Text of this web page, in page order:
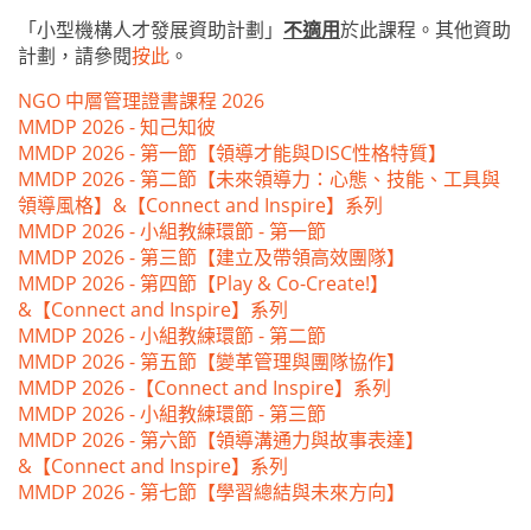
「小型機構人才發展資助計劃」 不適用於此課程。其他資助
計劃，請參閱按此 。
NGO 中層管理證書課程 2026
MMDP 2026 - 知己知彼
MMDP 2026 - 第一節【領導才能與DISC性格特質】
MMDP 2026 - 第二節【未來領導力：心態、技能、工具與
領導風格】&【Connect and Inspire】系列
MMDP 2026 - 小組教練環節 - 第一節
MMDP 2026 - 第三節【建立及帶領高效團隊】
MMDP 2026 - 第四節【Play & Co-Create!】
&【Connect and Inspire】系列
MMDP 2026 - 小組教練環節 - 第二節
MMDP 2026 - 第五節【變革管理與團隊協作】
MMDP 2026 -【Connect and Inspire】系列
MMDP 2026 - 小組教練環節 - 第三節
MMDP 2026 - 第六節【領導溝通力與故事表達】
&【Connect and Inspire】系列
MMDP 2026 - 第七節【學習總結與未來方向】